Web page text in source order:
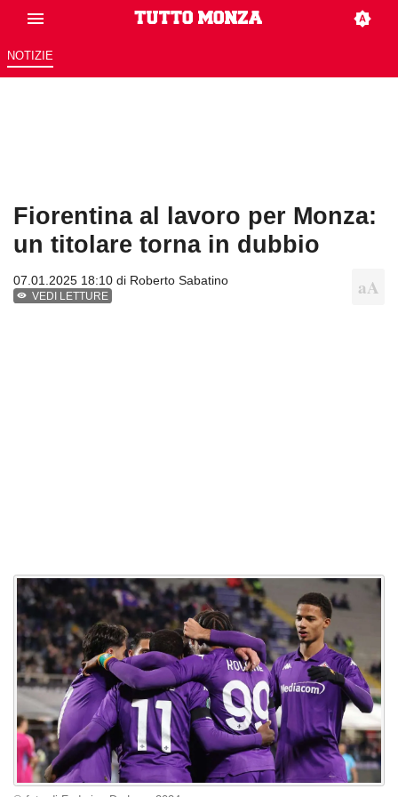
NOTIZIE
Fiorentina al lavoro per Monza:
un titolare torna in dubbio
07.01.2025 18:10 di Roberto Sabatino
VEDI LETTURE